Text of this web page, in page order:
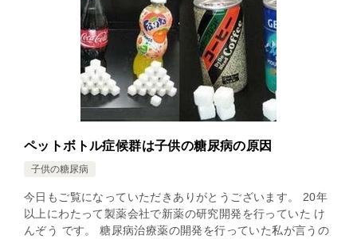
ペットボトル症候群は子供の糖尿病の原因
子供の糖尿病
今日もご覧になっていただきありがとうございます。 20年
以上にわたって製薬会社で新薬の研究開発を行っていた け
んぞう です。 糖尿病治療薬の開発を行っていた私が言うの